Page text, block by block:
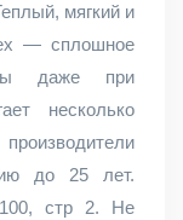
мягкий и
— сплошное
даже при
несколько
до 25 лет.
стр 2. Не